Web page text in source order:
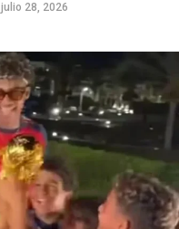
julio 28, 2026